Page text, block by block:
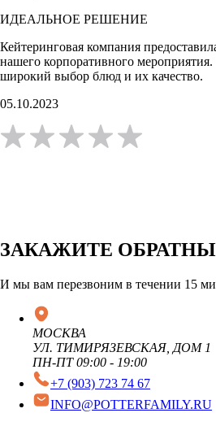
ИДЕАЛЬНОЕ РЕШЕНИЕ
Кейтеринговая компания
нашего корпоративного
широкий выбор блюд и их качество.
05.10.2023
ЗАКАЖИТЕ
И мы вам перезвоним в течении 15
МОСКВА
УЛ. ТИМИРЯЗЕВСКАЯ, ДОМ 1
ПН-ПТ 09:00 - 19:00
+7 (903) 723 74 67
INFO@POTTERFAMILY.RU